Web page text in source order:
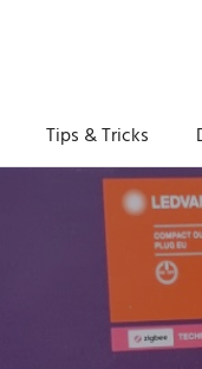
Tips & Tricks